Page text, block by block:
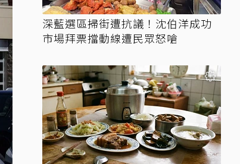
深藍選區掃街遭抗議！沈伯洋成功
市場拜票擋動線遭民眾怒嗆